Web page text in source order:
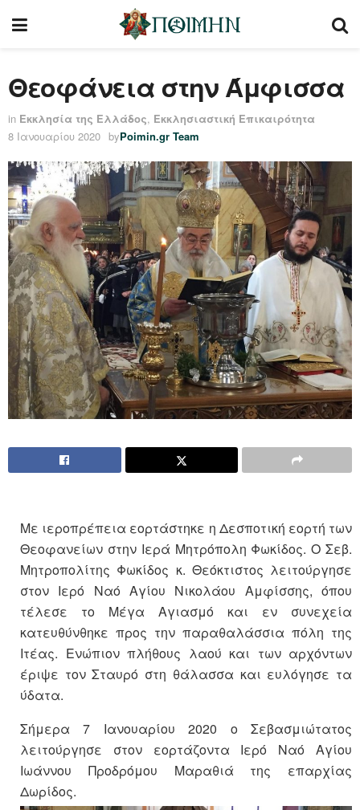
Θεοφάνεια στην Άμφισσα
in Εκκλησία της Ελλάδος, Εκκλησιαστική Επικαιρότητα
8 Ιανουαρίου 2020 byPoimin.gr Team
Με ιεροπρέπεια εορτάστηκε η Δεσποτική εορτή των
Θεοφανείων στην Ιερά Μητρόπολη Φωκίδος. Ο Σεβ.
Μητροπολίτης Φωκίδος κ. Θεόκτιστος λειτούργησε
στον Ιερό Ναό Αγίου Νικολάου Αμφίσσης, όπου
τέλεσε το Μέγα Αγιασμό και εν συνεχεία
κατευθύνθηκε προς την παραθαλάσσια πόλη της
Ιτέας. Ενώπιον πλήθους λαού και των αρχόντων
έριψε τον Σταυρό στη θάλασσα και ευλόγησε τα
ύδατα.
Σήμερα 7 Ιανουαρίου 2020 ο Σεβασμιώτατος
λειτούργησε στον εορτάζοντα Ιερό Ναό Αγίου
Ιωάννου Προδρόμου Μαραθιά της επαρχίας
Δωρίδος.